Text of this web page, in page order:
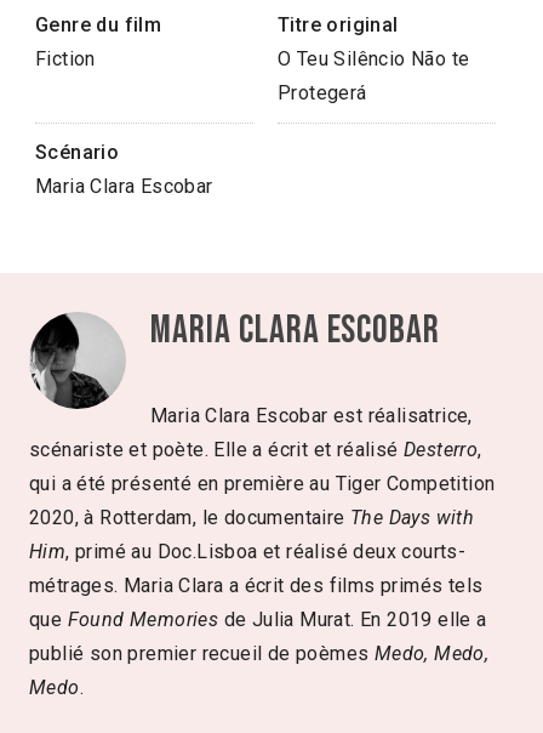
Genre du film
Fiction
Titre original
O Teu Silêncio Não te
Protegerá
Scénario
Maria Clara Escobar
Maria Clara Escobar
Maria Clara Escobar est réalisatrice,
scénariste et poète. Elle a écrit et réalisé Desterro,
qui a été présenté en première au Tiger Competition
2020, à Rotterdam, le documentaire The Days with
Him, primé au Doc.Lisboa et réalisé deux courts-
métrages. Maria Clara a écrit des films primés tels
que Found Memories de Julia Murat. En 2019 elle a
publié son premier recueil de poèmes Medo, Medo,
Medo.